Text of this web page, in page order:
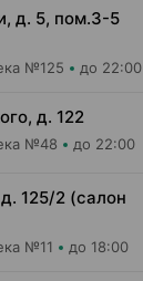
д. 5, пом.3-5
№125 до 22:00
д. 122
№48 до 22:00
125/2 (салон
№11 до 18:00